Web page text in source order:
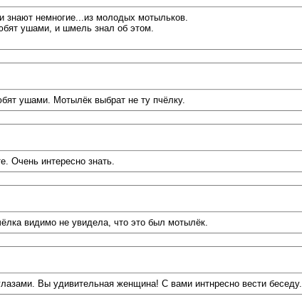
знают немногие...из молодых мотыльков.
ушами, и шмель знал об этом.
ушами. Мотылёк выбрат не ту пчёлку.
Очень интересно знать.
видимо не увидела, что это был мотылёк.
Вы удивительная женщина! С вами интнресно вести беседу.